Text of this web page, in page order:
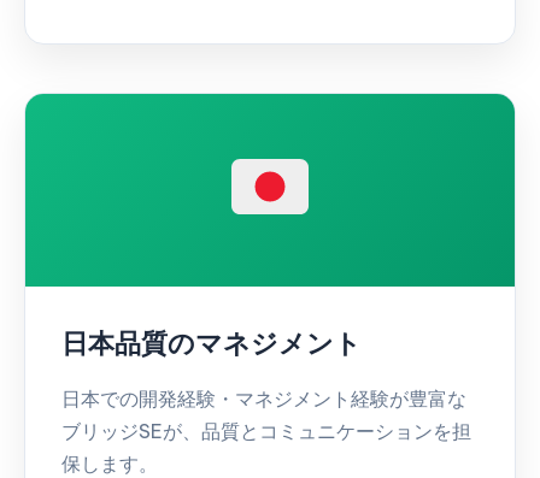
日本品質のマネジメント
日本での開発経験・マネジメント経験が豊富な
ブリッジSEが、品質とコミュニケーションを担
保します。